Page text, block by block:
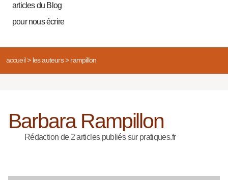
articles du Blog
pour nous écrire
accueil> les auteurs> rampillon
Barbara Rampillon
Rédaction de 2 articles publiés sur pratiques.fr